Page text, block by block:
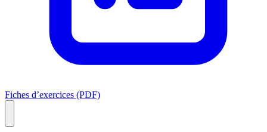
Fiches d’exercices (PDF)